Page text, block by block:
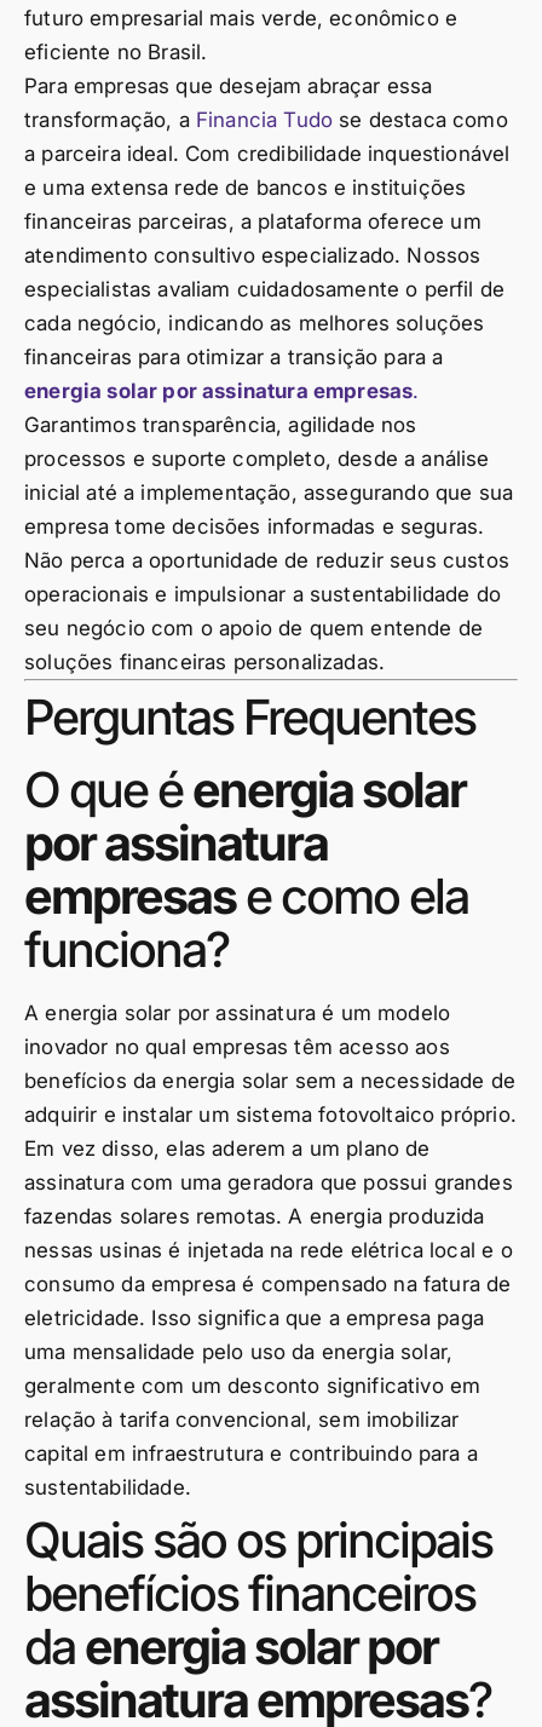
futuro empresarial mais verde, econômico e
eficiente no Brasil.
Para empresas que desejam abraçar essa
transformação, a Financia Tudo se destaca como
a parceira ideal. Com credibilidade inquestionável
e uma extensa rede de bancos e instituições
financeiras parceiras, a plataforma oferece um
atendimento consultivo especializado. Nossos
especialistas avaliam cuidadosamente o perfil de
cada negócio, indicando as melhores soluções
financeiras para otimizar a transição para a
energia solar por assinatura empresas.
Garantimos transparência, agilidade nos
processos e suporte completo, desde a análise
inicial até a implementação, assegurando que sua
empresa tome decisões informadas e seguras.
Não perca a oportunidade de reduzir seus custos
operacionais e impulsionar a sustentabilidade do
seu negócio com o apoio de quem entende de
soluções financeiras personalizadas.
Perguntas Frequentes
O que éenergia solar
por assinatura
empresase como ela
funciona?
A energia solar por assinatura é um modelo
inovador no qual empresas têm acesso aos
benefícios da energia solar sem a necessidade de
adquirir e instalar um sistema fotovoltaico próprio.
Em vez disso, elas aderem a um plano de
assinatura com uma geradora que possui grandes
fazendas solares remotas. A energia produzida
nessas usinas é injetada na rede elétrica local e o
consumo da empresa é compensado na fatura de
eletricidade. Isso significa que a empresa paga
uma mensalidade pelo uso da energia solar,
geralmente com um desconto significativo em
relação à tarifa convencional, sem imobilizar
capital em infraestrutura e contribuindo para a
sustentabilidade.
Quais são os principais
benefícios financeiros
daenergia solar por
assinatura empresas?